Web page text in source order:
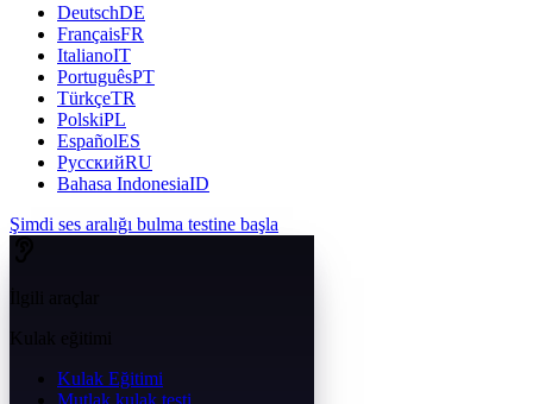
DeutschDE
FrançaisFR
ItalianoIT
PortuguêsPT
TürkçeTR
PolskiPL
EspañolES
РусскийRU
Bahasa IndonesiaID
Şimdi ses aralığı bulma testine başla
Kulak eğitimi
Kulak Eğitimi
Mutlak kulak testi